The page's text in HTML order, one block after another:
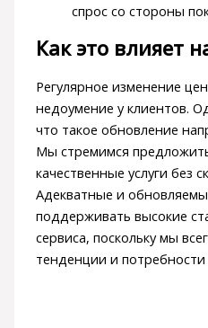
спрос со стороны
Как это влияет
Регулярное изменение
недоумение у клиентов.
что такое обновление
Мы стремимся
качественные услуги без
Адекватные и
поддерживать высокие
сервиса, поскольку мы
тенденции и